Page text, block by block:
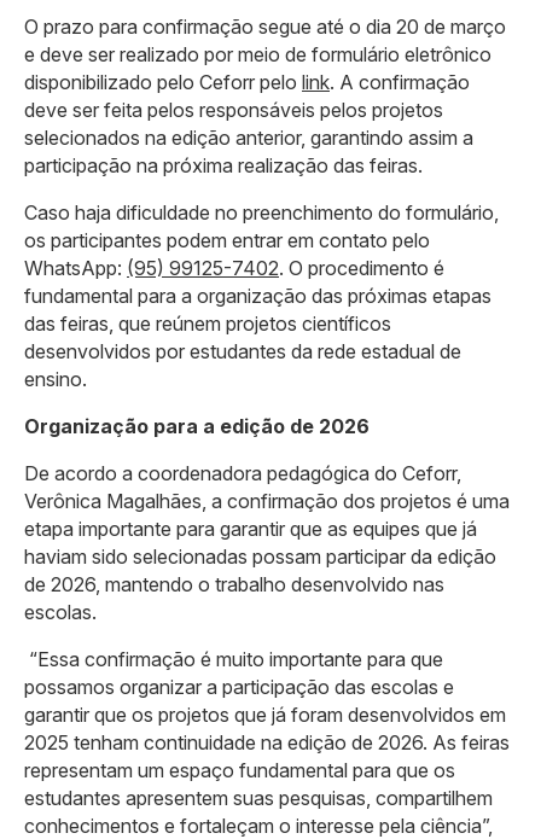
O prazo para confirmação segue até o dia 20 de março
e deve ser realizado por meio de formulário eletrônico
disponibilizado pelo Ceforr pelo link. A confirmação
deve ser feita pelos responsáveis pelos projetos
selecionados na edição anterior, garantindo assim a
participação na próxima realização das feiras.
Caso haja dificuldade no preenchimento do formulário,
os participantes podem entrar em contato pelo
WhatsApp: (95) 99125-7402. O procedimento é
fundamental para a organização das próximas etapas
das feiras, que reúnem projetos científicos
desenvolvidos por estudantes da rede estadual de
ensino.
Organização para a edição de 2026
De acordo a coordenadora pedagógica do Ceforr,
Verônica Magalhães, a confirmação dos projetos é uma
etapa importante para garantir que as equipes que já
haviam sido selecionadas possam participar da edição
de 2026, mantendo o trabalho desenvolvido nas
escolas.
“Essa confirmação é muito importante para que
possamos organizar a participação das escolas e
garantir que os projetos que já foram desenvolvidos em
2025 tenham continuidade na edição de 2026. As feiras
representam um espaço fundamental para que os
estudantes apresentem suas pesquisas, compartilhem
conhecimentos e fortaleçam o interesse pela ciência”,